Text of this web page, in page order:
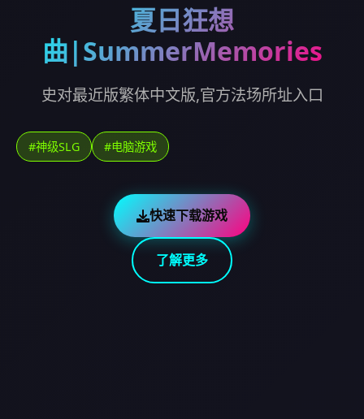
夏日狂想
曲|SummerMemories
史对最近版繁体中文版,官方法场所址入口
#神级SLG #电脑游戏
快速下载游戏
了解更多